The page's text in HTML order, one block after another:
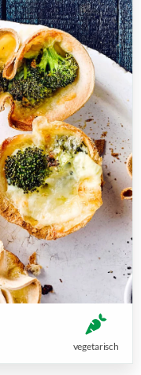
vegetarisch